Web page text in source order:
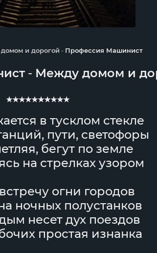
и дорогой - Профессия Машинист
- Между домом и
★★★★★★★★★★
в тусклом стекле
пути, светофоры
бегут по земле
на стрелках узором
огни городов
ночных полустанков
несет дух поездов
простая изнанка